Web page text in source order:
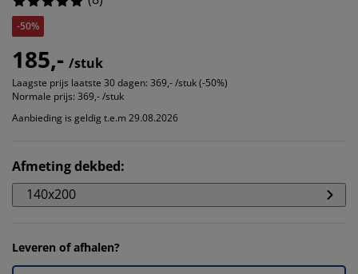
-50%
185,- /stuk
Laagste prijs laatste 30 dagen: 369,- /stuk (-50%)
Normale prijs: 369,- /stuk
Aanbieding is geldig t.e.m 29.08.2026
Afmeting dekbed:
140x200
Leveren of afhalen?